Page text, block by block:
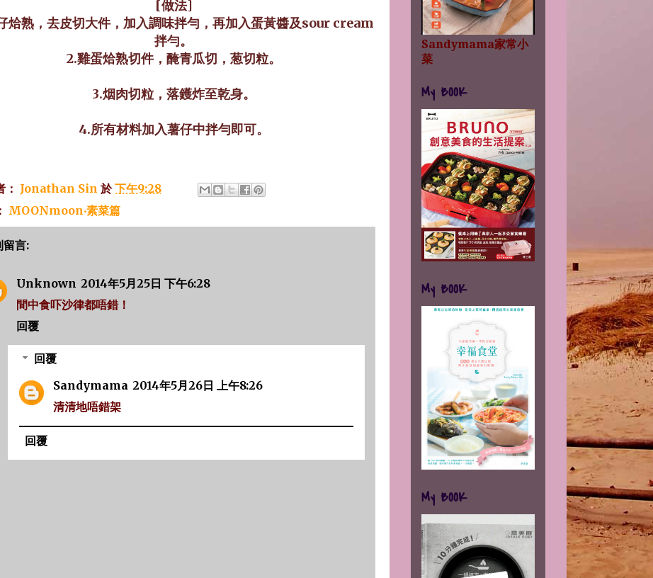
[做法]
烚熟，去皮切大件，加入調味拌勻，再加入蛋黃醬及sour cream
拌勻。
2.雞蛋烚熟切件，醃青瓜切，葱切粒。
3.烟肉切粒，落鑊炸至乾身。
4.所有材料加入薯仔中拌勻即可。
： Jonathan Sin 於下午9:28
MOONmoon‧素菜篇
留言:
Unknown 2014年5月25日 下午6:28
間中食吓沙律都唔錯！
回覆
回覆
Sandymama 2014年5月26日 上午8:26
清清地唔錯架
回覆
Sandymama家常小
菜
My BOOK
My BOOK
My BOOK